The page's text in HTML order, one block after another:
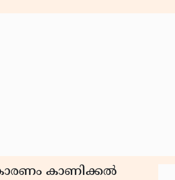
കാണിക്കല്‍